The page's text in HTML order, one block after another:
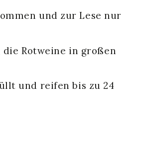
und zur Lese nur
Rotweine in großen
und reifen bis zu 24